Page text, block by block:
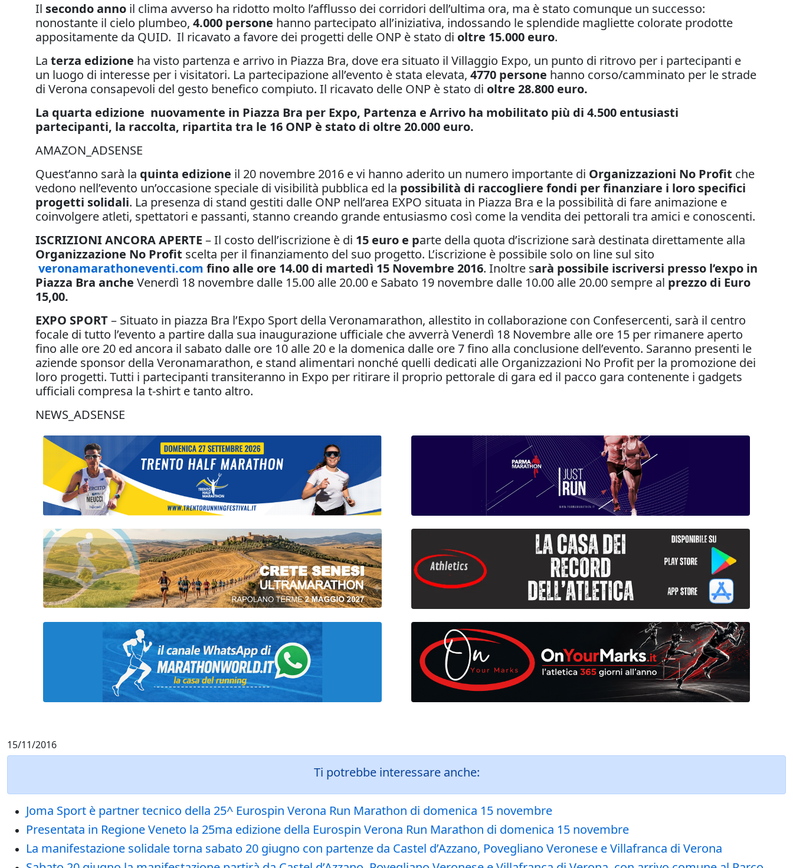
Il secondo anno il clima avverso ha ridotto molto l’afflusso dei corridori dell’ultima ora, ma è stato comunque un successo:
nonostante il cielo plumbeo, 4.000 persone hanno partecipato all’iniziativa, indossando le splendide magliette colorate prodotte
appositamente da QUID. Il ricavato a favore dei progetti delle ONP è stato di oltre 15.000 euro.
La terza edizione ha visto partenza e arrivo in Piazza Bra, dove era situato il Villaggio Expo, un punto di ritrovo per i partecipanti e
un luogo di interesse per i visitatori. La partecipazione all’evento è stata elevata, 4770 persone hanno corso/camminato per le strade
di Verona consapevoli del gesto benefico compiuto. Il ricavato delle ONP è stato di oltre 28.800 euro.
La quarta edizione nuovamente in Piazza Bra per Expo, Partenza e Arrivo ha mobilitato più di 4.500 entusiasti
partecipanti, la raccolta, ripartita tra le 16 ONP è stato di oltre 20.000 euro.
AMAZON_ADSENSE
Quest’anno sarà la quinta edizione il 20 novembre 2016 e vi hanno aderito un numero importante di Organizzazioni No Profit che
vedono nell’evento un’occasione speciale di visibilità pubblica ed la possibilità di raccogliere fondi per finanziare i loro specifici
progetti solidali. La presenza di stand gestiti dalle ONP nell’area EXPO situata in Piazza Bra e la possibilità di fare animazione e
coinvolgere atleti, spettatori e passanti, stanno creando grande entusiasmo così come la vendita dei pettorali tra amici e conoscenti.
ISCRIZIONI ANCORA APERTE – Il costo dell’iscrizione è di 15 euro e parte della quota d’iscrizione sarà destinata direttamente alla
Organizzazione No Profit scelta per il finanziamento del suo progetto. L’iscrizione è possibile solo on line sul sito
veronamarathoneventi.com fino alle ore 14.00 di martedì 15 Novembre 2016. Inoltre sarà possibile iscriversi presso l’expo in
Piazza Bra anche Venerdì 18 novembre dalle 15.00 alle 20.00 e Sabato 19 novembre dalle 10.00 alle 20.00 sempre al prezzo di Euro
15,00.
EXPO SPORT– Situato in piazza Bra l’Expo Sport della Veronamarathon, allestito in collaborazione con Confesercenti, sarà il centro
focale di tutto l’evento a partire dalla sua inaugurazione ufficiale che avverrà Venerdì 18 Novembre alle ore 15 per rimanere aperto
fino alle ore 20 ed ancora il sabato dalle ore 10 alle 20 e la domenica dalle ore 7 fino alla conclusione dell’evento. Saranno presenti le
aziende sponsor della Veronamarathon, e stand alimentari nonché quelli dedicati alle Organizzazioni No Profit per la promozione dei
loro progetti. Tutti i partecipanti transiteranno in Expo per ritirare il proprio pettorale di gara ed il pacco gara contenente i gadgets
ufficiali compresa la t-shirt e tanto altro.
NEWS_ADSENSE
15/11/2016
Ti potrebbe interessare anche:
Joma Sport è partner tecnico della 25^ Eurospin Verona Run Marathon di domenica 15 novembre
Presentata in Regione Veneto la 25ma edizione della Eurospin Verona Run Marathon di domenica 15 novembre
La manifestazione solidale torna sabato 20 giugno con partenze da Castel d’Azzano, Povegliano Veronese e Villafranca di Verona